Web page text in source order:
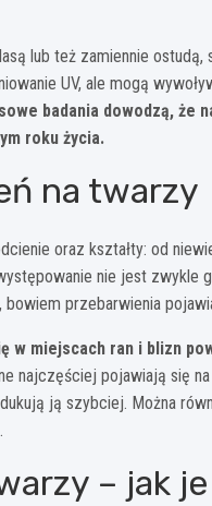
lub też zamiennie
UV, ale mogą
badania dowodzą, że
roku życia.
na twarzy
oraz kształty: od
nie jest zwykle
przebarwienia
miejscach ran i blizn
najczęściej pojawiają się
ją szybciej. Można
– jak